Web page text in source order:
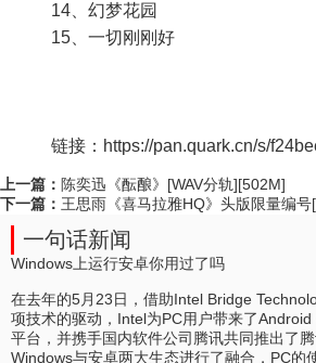
14、幻梦花园
15、一切刚刚好
链接：https://pan.quark.cn/s/
上一篇： 陈奕迅《酝酿》[WAV分轨][502M]
下一篇： 王思雨《喜马拉雅HQ》头版限量编号
一句话新闻
Windows上运行安卓你用过了吗
在去年的5月23日，借助Intel Bridge
项技术的驱动，Intel为PC用户带来了Android
平台，并携手国内软件公司腾讯共同推出了
Windows与安卓两大生态进行了融合，PC的